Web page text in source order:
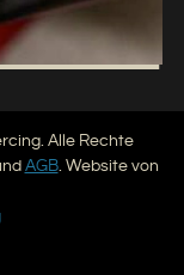
Alle Rechte
AGB. Website von